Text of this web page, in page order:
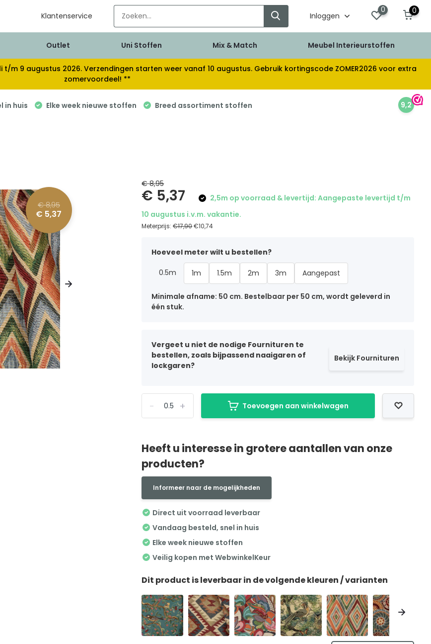
Klantenservice Inloggen
0 0
Outlet Uni Stoffen Mix & Match Meubel Interieurstoffen
t/m 9 augustus 2026. Verzendingen starten weer vanaf 10 augustus. Gebruik kortingscode ZOMER2026 voor extra
zomervoordeel! **
in huis Elke week nieuwe stoffen Breed assortiment stoffen 9,2
€ 8,95
€ 5,37
€ 8,95
€ 5,37
2,5m op voorraad & levertijd: Aangepaste levertijd t/m
10 augustus i.v.m. vakantie.
Meterprijs:€17,90€10,74
Hoeveel meter wilt u bestellen?
0.5m 1m 1.5m 2m 3m Aangepast
Minimale afname: 50 cm. Bestelbaar per 50 cm, wordt geleverd in
één stuk.
Vergeet u niet de nodige Fournituren te
bestellen, zoals bijpassend naaigaren of
lockgaren?
Bekijk Fournituren
+
- Toevoegen aan winkelwagen
Heeft u interesse in grotere aantallen van onze
producten?
Informeer naar de mogelijkheden
Direct uit voorraad leverbaar
Vandaag besteld, snel in huis
Elke week nieuwe stoffen
Veilig kopen met WebwinkelKeur
Dit product is leverbaar in de volgende kleuren / varianten